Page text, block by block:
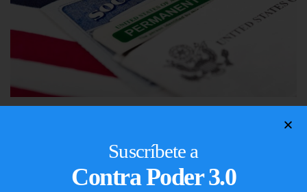
Suscríbete a
Contra Poder 3.0